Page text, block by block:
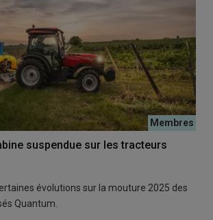
suspendue sur les tracteurs
évolutions sur la mouture 2025 des
Quantum.